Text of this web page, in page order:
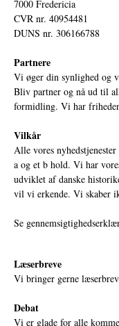
7000 Fredericia
CVR nr. 40954481
DUNS nr. 306166788
Partnere
Vi øger din synlighed og
Bliv partner og nå ud til
formidling. Vi har
Vilkår
Alle vores
a og et b hold. Vi har
udviklet af danske
vil vi erkende. Vi skaber
Se
Læserbreve
Vi bringer gerne
Debat
Vi er glade for alle